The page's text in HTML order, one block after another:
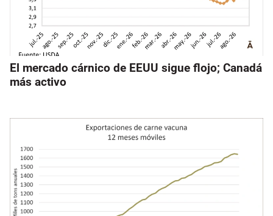
El mercado cárnico de EEUU sigue flojo; Canadá
más activo